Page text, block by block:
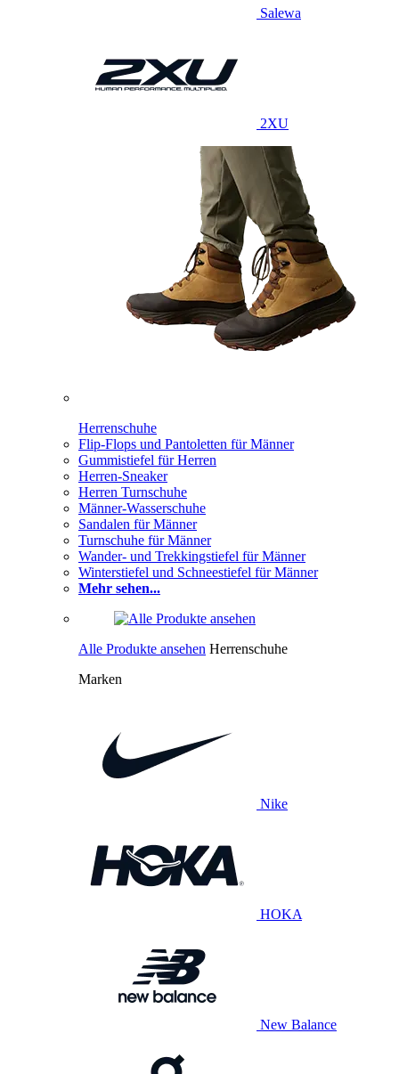
Salewa
2XU
Herrenschuhe
Flip-Flops und Pantoletten für Männer
Gummistiefel für Herren
Herren-Sneaker
Herren Turnschuhe
Männer-Wasserschuhe
Sandalen für Männer
Turnschuhe für Männer
Wander- und Trekkingstiefel für Männer
Winterstiefel und Schneestiefel für Männer
Mehr sehen...
Alle Produkte ansehen Herrenschuhe
Marken
Nike
HOKA
New Balance